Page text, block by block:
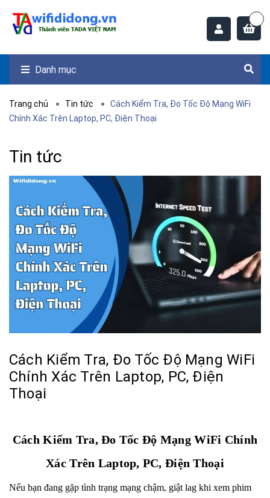
Danh mục
Trang chủ Tin tức
Cách Kiểm Tra, Đo Tốc Độ Mạng WiFi
Chính Xác Trên Laptop, PC, Điện Thoại
Tin tức
Cách Kiểm Tra, Đo Tốc Độ Mạng WiFi
Chính Xác Trên Laptop, PC, Điện
Thoại
Cách Kiểm Tra, Đo Tốc Độ Mạng WiFi Chính
Xác Trên Laptop, PC, Điện Thoại
Nếu bạn đang gặp tình trạng mạng chậm, giật lag khi xem phim